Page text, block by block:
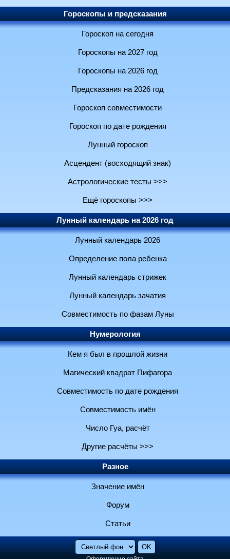
Гороскопы и предсказания
Гороскоп на сегодня
Гороскопы на 2027 год
Гороскопы на 2026 год
Предсказания на 2026 год
Гороскоп совместимости
Гороскоп по дате рождения
Лунный гороскоп
Асцендент (восходящий знак)
Астрологические тесты >>>
Ещё гороскопы >>>
Лунный календарь на 2026 год
Лунный календарь 2026
Определение пола ребенка
Лунный календарь стрижек
Лунный календарь зачатия
Совместимость по фазам Луны
Нумерология
Кем я был в прошлой жизни
Магический квадрат Пифагора
Совместимость по дате рождения
Совместимость имён
Число Гуа, расчёт
Другие расчёты >>>
Разное
Значение имён
Форум
Статьи